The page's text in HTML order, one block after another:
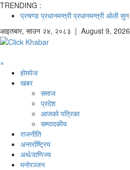
TRENDING :
प्रचण्ड प्रधानमन्त्री प्रधानमन्त्री ओली सुन
आइतबार, साउन २४, २०८३ | August 9, 2026
×
होमपेज
खबर
समाज
प्रदेश
आजको पत्रिका
सम्पादकीय
राजनीति
अन्तर्राष्ट्रिय
अर्थ/वाणिज्य
मनाेरञ्जन